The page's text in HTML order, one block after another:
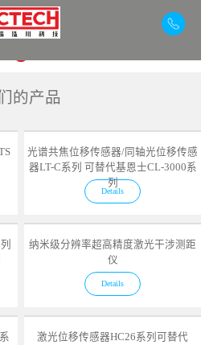
的产品
光谱共焦位移传感器/同轴光位移传感
器LT-C系列 可替代基恩士CL-3000系
列
Details
纳米级分辨率超高精度激光干涉测距
仪
Details
激光位移传感器HC26系列可替代